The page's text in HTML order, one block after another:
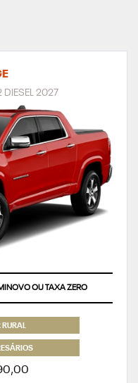
DIESEL 2027
OU TAXA ZERO
RURAL